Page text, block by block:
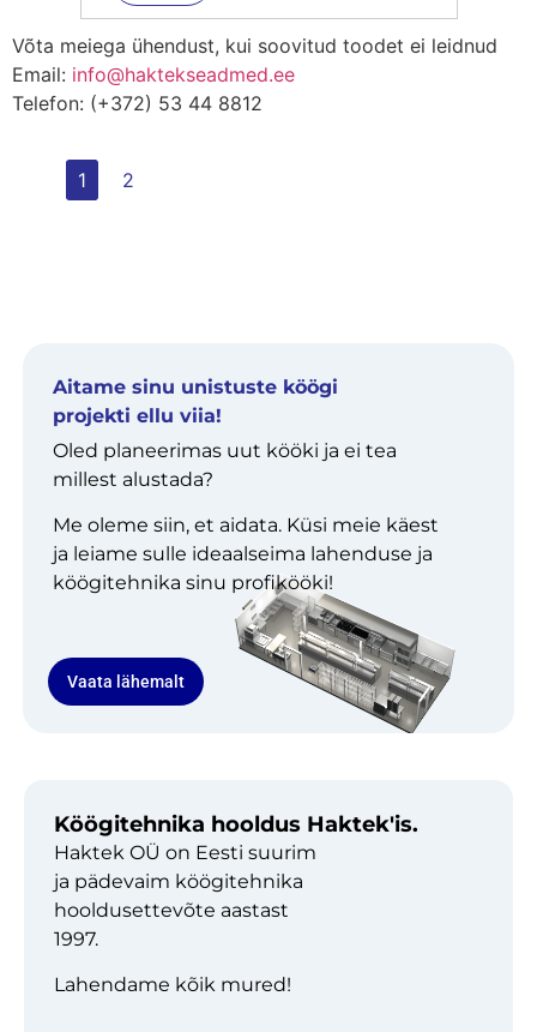
Võta meiega ühendust, kui soovitud toodet ei leidnud
Email: info@haktekseadmed.ee
Telefon: (+372) 53 44 8812
1 2
Aitame sinu unistuste köögi
projekti ellu viia!
Oled planeerimas uut kööki ja ei tea
millest alustada?
Me oleme siin, et aidata. Küsi meie käest
ja leiame sulle ideaalseima lahenduse ja
köögitehnika sinu profikööki!
Vaata lähemalt
Köögitehnika hooldus Haktek'is.
Haktek OÜ on Eesti suurim
ja pädevaim köögitehnika
hooldusettevõte aastast
1997.
Lahendame kõik mured!